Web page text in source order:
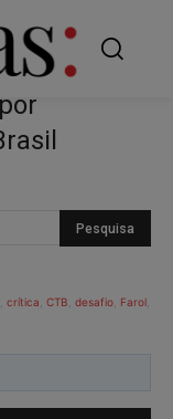
crítica CTB desafio Farol